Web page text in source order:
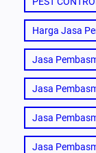
Harga Jasa
Jasa
Jasa
Jasa
Jasa